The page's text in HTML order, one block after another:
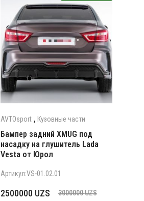
AVTOsport, Кузовные части
Бампер задний XMUG под
насадку на глушитель Lada
Vesta от Юрол
Артикул:VS-01.02.01
3000000UZS
Первоначальная
2500000 UZS
Текущая